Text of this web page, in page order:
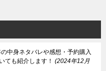
中身ネタバレや感想・予約購入
ても紹介します！
2024年12月